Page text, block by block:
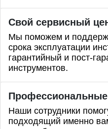
Свой сервисный
Мы поможем и
срока эксплуатации
гарантийный и пост-
инструментов.
Профессиональные
Наши сотрудники
подходящий именно